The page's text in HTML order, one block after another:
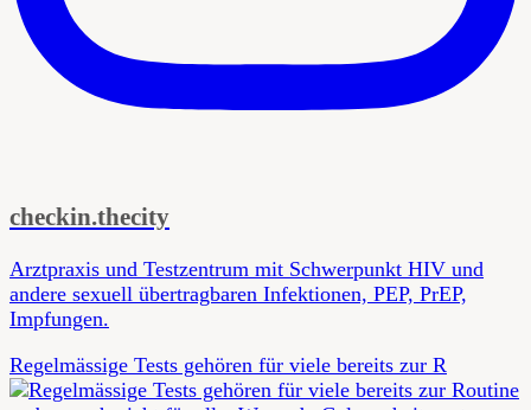
checkin.thecity
Arztpraxis und Testzentrum mit Schwerpunkt HIV und
andere sexuell übertragbaren Infektionen, PEP, PrEP,
Impfungen.
Regelmässige Tests gehören für viele bereits zur R